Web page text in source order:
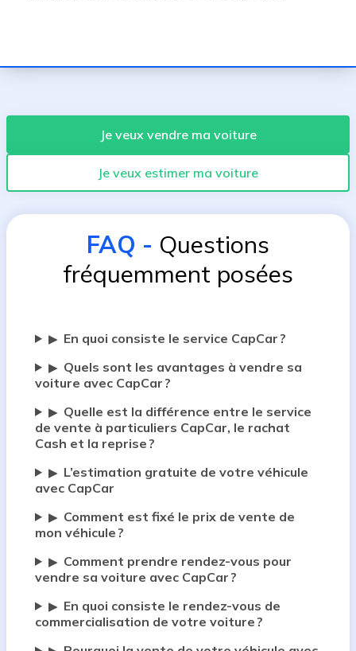
Je veux vendre ma voiture
Je veux estimer ma voiture
FAQ - Questions
fréquemment posées
▶ En quoi consiste le service CapCar ?
▶ Quels sont les avantages à vendre sa
voiture avec CapCar ?
▶ Quelle est la différence entre le service
de vente à particuliers CapCar, le rachat
Cash et la reprise ?
▶ L’estimation gratuite de votre véhicule
avec CapCar
▶ Comment est fixé le prix de vente de
mon véhicule ?
▶ Comment prendre rendez-vous pour
vendre sa voiture avec CapCar ?
▶ En quoi consiste le rendez-vous de
commercialisation de votre voiture ?